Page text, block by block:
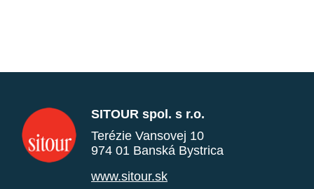
SITOUR spol. s r.o.
Terézie Vansovej 10
974 01 Banská Bystrica
www.sitour.sk